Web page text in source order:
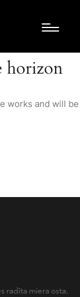
horizon
works and will be
radīta miera osta,